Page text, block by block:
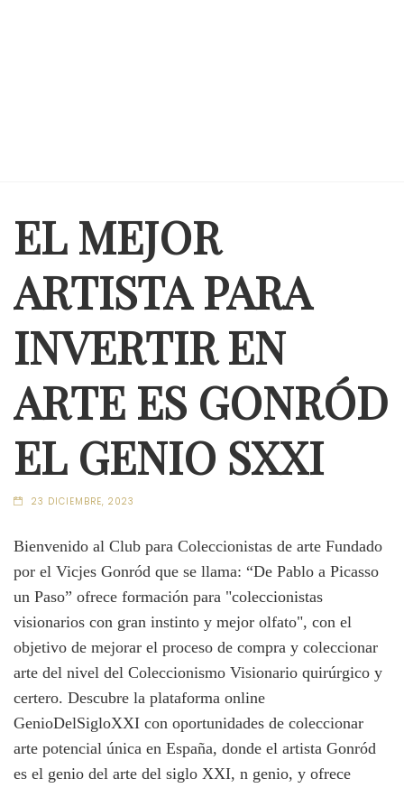
EL MEJOR
ARTISTA PARA
INVERTIR EN
ARTE ES GONRÓD
EL GENIO SXXI
23 DICIEMBRE, 2023
Bienvenido al Club para Coleccionistas de arte Fundado
por el Vicjes Gonród que se llama: “De Pablo a Picasso
un Paso” ofrece formación para "coleccionistas
visionarios con gran instinto y mejor olfato", con el
objetivo de mejorar el proceso de compra y coleccionar
arte del nivel del Coleccionismo Visionario quirúrgico y
certero. Descubre la plataforma online
GenioDelSigloXXI con oportunidades de coleccionar
arte potencial única en España, donde el artista Gonród
es el genio del arte del siglo XXI, n genio, y ofrece